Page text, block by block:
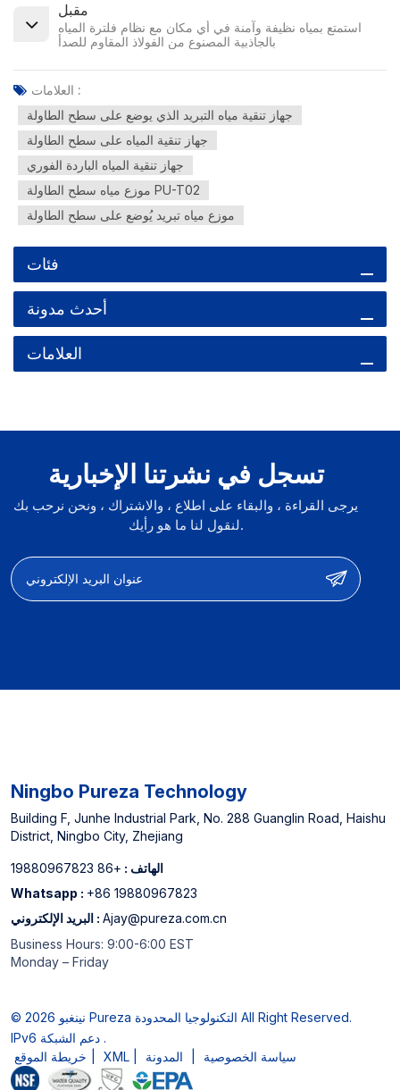
مقبل
استمتع بمياه نظيفة وآمنة في أي مكان مع نظام فلترة المياه
بالجاذبية المصنوع من الفولاذ المقاوم للصدأ
العلامات :
جهاز تنقية مياه التبريد الذي يوضع على سطح الطاولة
جهاز تنقية المياه على سطح الطاولة
جهاز تنقية المياه الباردة الفوري
موزع مياه سطح الطاولة PU-T02
موزع مياه تبريد يُوضع على سطح الطاولة
فئات
أحدث مدونة
العلامات
تسجل في نشرتنا الإخبارية
يرجى القراءة ، والبقاء على اطلاع ، والاشتراك ، ونحن نرحب بك
لنقول لنا ما هو رأيك.
Ningbo Pureza Technology
Building F, Junhe Industrial Park, No. 288 Guanglin Road, Haishu
District, Ningbo City, Zhejiang
الهاتف : +86 19880967823
Whatsapp : +86 19880967823
البريد الإلكتروني : Ajay@pureza.com.cn
Business Hours: 9:00-6:00 EST
Monday – Friday
© 2026 نينغبو Pureza التكنولوجيا المحدودة All Right Reserved.
IPv6 دعم الشبكة .
خريطة الموقع
XML المدونة سياسة الخصوصية